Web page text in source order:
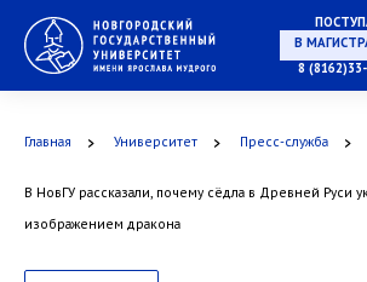
НА
В
8
Главная Университет Пресс-служба
В НовГУ рассказали, почему сёдла в Древней Руси
изображением дракона